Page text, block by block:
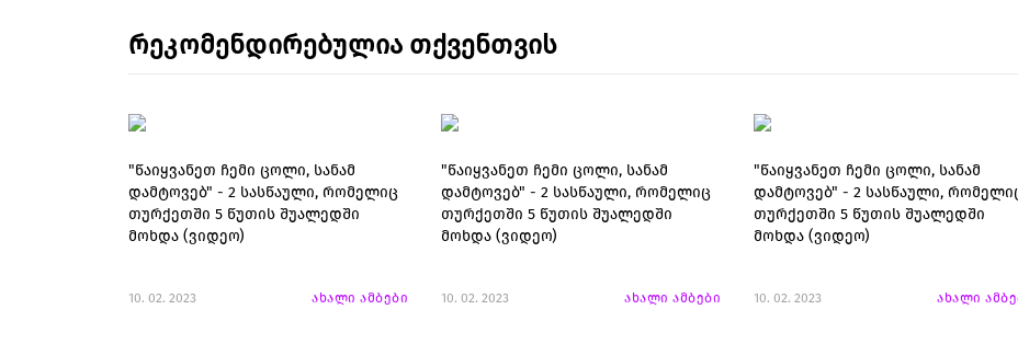
რეკომენდირებულია თქვენთვის
"წაიყვანეთ ჩემი ცოლი, სანამ
დამტოვებ" - 2 სასწაული, რომელიც
თურქეთში 5 წუთის შუალედში
მოხდა (ვიდეო)
10. 02. 2023 ახალი ამბები
"წაიყვანეთ ჩემი ცოლი, სანამ
დამტოვებ" - 2 სასწაული, რომელიც
თურქეთში 5 წუთის შუალედში
მოხდა (ვიდეო)
10. 02. 2023 ახალი ამბები
"წაიყვანეთ ჩემი ცოლი, სანამ
დამტოვებ" - 2 სასწაული,
თურქეთში 5 წუთის შუალედში
მოხდა (ვიდეო)
10. 02. 2023 ახალი